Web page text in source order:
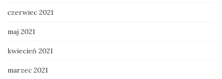
czerwiec 2021
maj 2021
kwiecień 2021
marzec 2021